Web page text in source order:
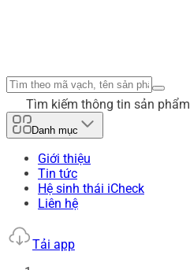
Tìm kiếm thông tin sản phẩm
Danh mục
Giới thiệu
Tin tức
Hệ sinh thái iCheck
Liên hệ
Tải app